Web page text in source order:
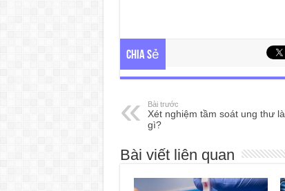
Chia sẻ
Bài trước
Xét nghiệm tầm soát ung thư là
gì?
Bài viết liên quan